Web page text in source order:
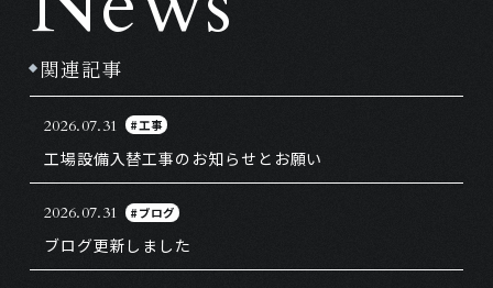
関連記事
2026.07.31 #工事
工場設備入替工事のお知らせとお願い
2026.07.31 #ブログ
ブログ更新しました